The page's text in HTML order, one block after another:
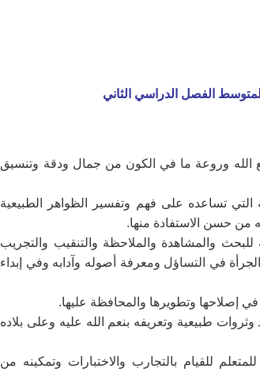
الفصل الدراسي الثاني
الله وروعة ما في الكون من جمال ودقة وتنسيق
التي تساعده على فهم وتفسير الظواهر الطبيعية
من حسن الاستفادة منها.
والمشاهدة والملاحظة والتنقيب والتجريب
في التساؤل ومعرفة أصوله وآدابه وفي إبداء
إصلاحها وتطويرها والمحافظة عليها.
طبيعية وتعريفه بنعم الله عليه وعلى بلاده
للقيام بالتجارب والاختبارات وتمكينه من